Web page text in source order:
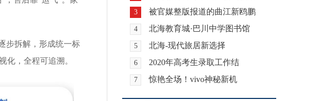
步拆解，形成统一标
化，全程可追溯。
3 被官媒整版报道的曲江新鸥鹏
4 北海教育城·巴川中学图书馆
5 北海-现代旅居新选择
6 2020年高考生录取工作结
7 惊艳全场！vivo神秘新机